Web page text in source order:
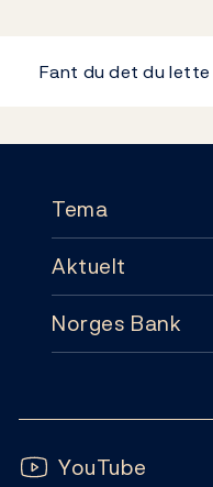
Fant du det du
Tema
Tema
Pengepolitikk
Sedler og mynter
Aktuelt
Aktuelt
Publikasjoner
Norges Bank
Abonnement
Følg oss:
YouTube